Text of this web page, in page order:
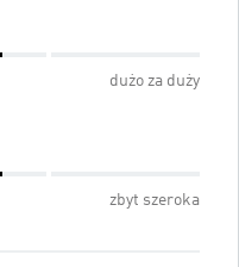
dużo za duży
zbyt szeroka